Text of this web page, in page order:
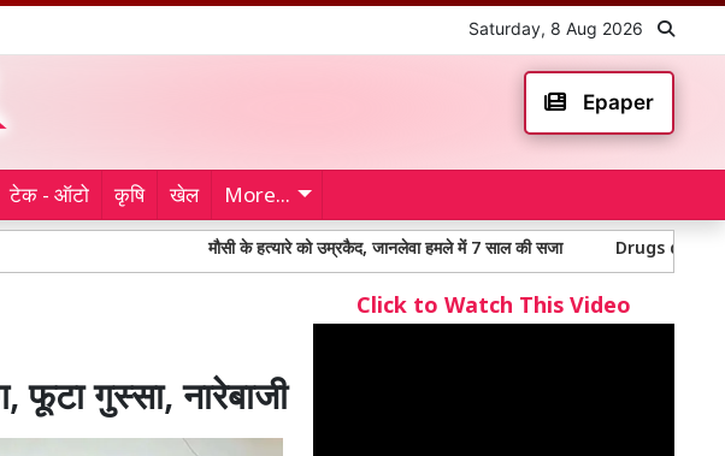
Saturday, 8 Aug 2026
Epaper
टेक - ऑटो कृषि खेल More...
मौसी के हत्यारे को उम्रकैद, जानलेवा हमले में 7 साल की सजा Drugs destroyed: 170
गुस्सा, नारेबाजी
Click to Watch This Video